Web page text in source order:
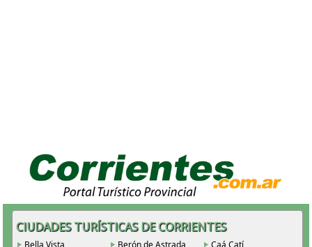
CIUDADES TURÍSTICAS DE CORRIENTES